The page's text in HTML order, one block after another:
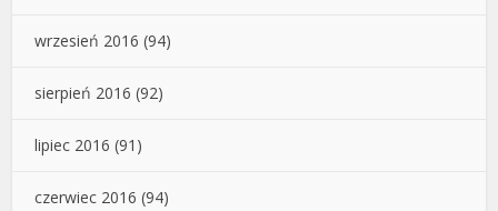
wrzesień 2016 (94)
sierpień 2016 (92)
lipiec 2016 (91)
czerwiec 2016 (94)